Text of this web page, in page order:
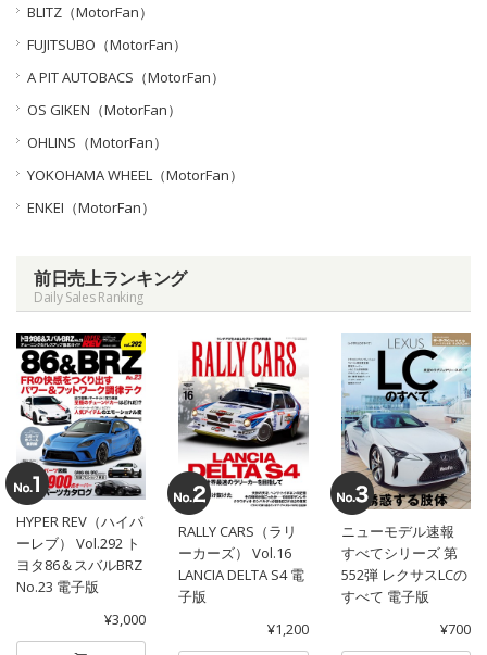
BLITZ（MotorFan）
FUJITSUBO（MotorFan）
A PIT AUTOBACS（MotorFan）
OS GIKEN（MotorFan）
OHLINS（MotorFan）
YOKOHAMA WHEEL（MotorFan）
ENKEI（MotorFan）
前日売上ランキング
Daily Sales Ranking
HYPER REV（ハイパ
ーレブ） Vol.292 ト
ヨタ86＆スバルBRZ
No.23 電子版
¥3,000
RALLY CARS（ラリ
ーカーズ） Vol.16
LANCIA DELTA S4 電
子版
¥1,200
ニューモデル速報
すべてシリーズ 第
552弾 レクサスLCの
すべて 電子版
¥700